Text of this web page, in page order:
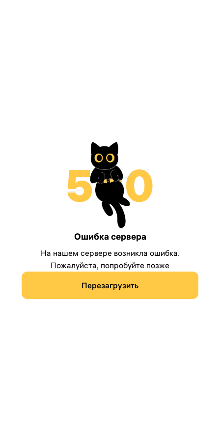
Ошибка сервера
На нашем сервере возникла ошибка.
Пожалуйста, попробуйте позже
Перезагрузить